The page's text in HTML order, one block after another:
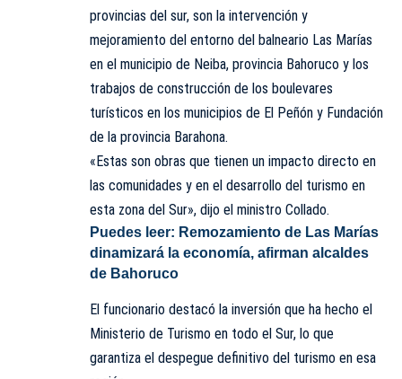
provincias del sur, son la intervención y
mejoramiento del entorno del balneario Las Marías
en el municipio de Neiba, provincia Bahoruco y los
trabajos de construcción de los boulevares
turísticos en los municipios de El Peñón y Fundación
de la provincia Barahona.
«Estas son obras que tienen un impacto directo en
las comunidades y en el desarrollo del turismo en
esta zona del Sur», dijo el ministro Collado.
Puedes leer: Remozamiento de Las Marías
dinamizará la economía, afirman alcaldes
de Bahoruco
El funcionario destacó la inversión que ha hecho el
Ministerio de Turismo en todo el Sur, lo que
garantiza el despegue definitivo del turismo en esa